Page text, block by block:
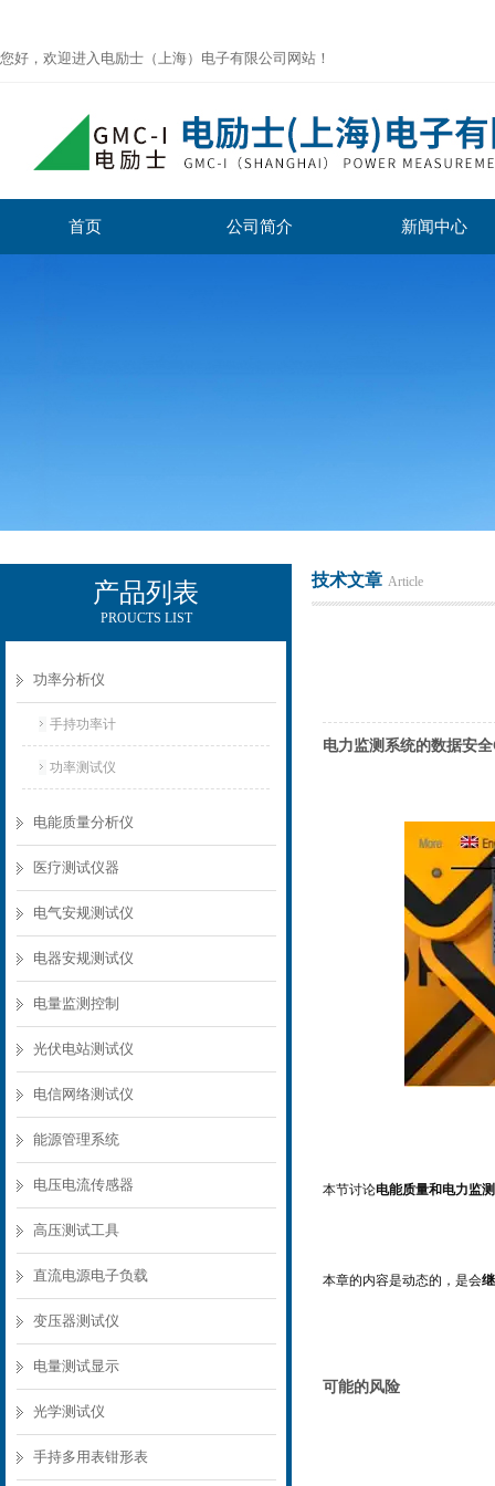
您好，欢迎进入电励士（上海）电子有限公司网站！
首页 公司简介 新闻中心
产品列表
PROUCTS LIST
功率分析仪
手持功率计
功率测试仪
电能质量分析仪
医疗测试仪器
电气安规测试仪
电器安规测试仪
电量监测控制
光伏电站测试仪
电信网络测试仪
能源管理系统
电压电流传感器
高压测试工具
直流电源电子负载
变压器测试仪
电量测试显示
光学测试仪
手持多用表钳形表
技术文章 Article
电力监测系统的数据安
本节讨论电能质量和电力监
本章的内容是动态的，是会
可能的风险